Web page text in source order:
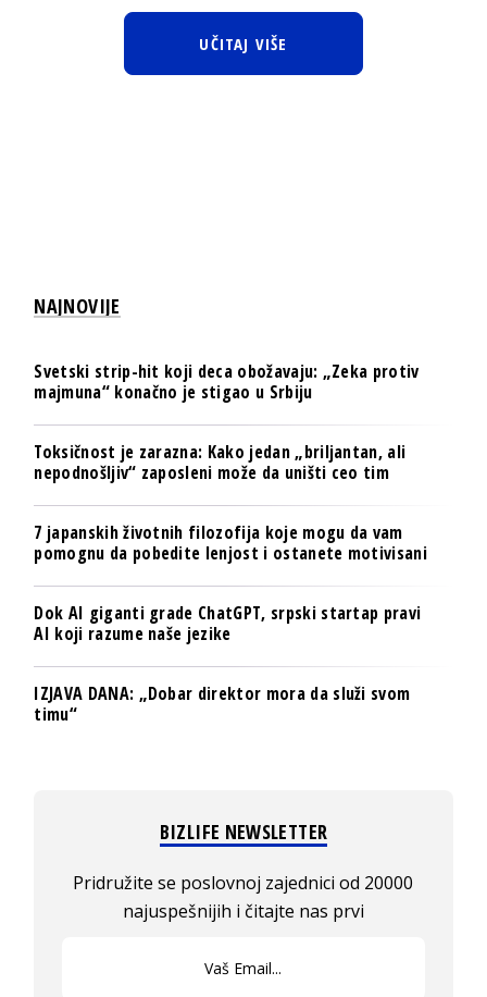
UČITAJ VIŠE
NAJNOVIJE
Svetski strip-hit koji deca obožavaju: „Zeka protiv
majmuna“ konačno je stigao u Srbiju
Toksičnost je zarazna: Kako jedan „briljantan, ali
nepodnošljiv“ zaposleni može da uništi ceo tim
7 japanskih životnih filozofija koje mogu da vam
pomognu da pobedite lenjost i ostanete motivisani
Dok AI giganti grade ChatGPT, srpski startap pravi
AI koji razume naše jezike
IZJAVA DANA: „Dobar direktor mora da služi svom
timu“
BIZLIFE NEWSLETTER
Pridružite se poslovnoj zajednici od 20000
najuspešnijih i čitajte nas prvi